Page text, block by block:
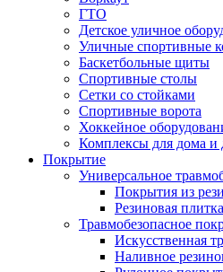
ГТО
Детское уличное
Уличные спортивные
Баскетбольные щиты
Спортивные столы
Сетки со стойками
Спортивные ворота
Хоккейное
Комплексы для дома и
Покрытие
Универсальное
Покрытия из
Резиновая
Травмобезопасное
Искусственная
Наливное